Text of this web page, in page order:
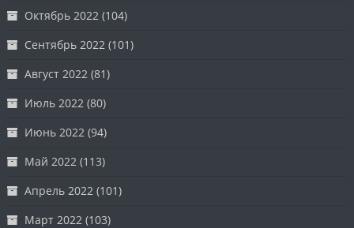
Октябрь 2022 (104)
Сентябрь 2022 (101)
Август 2022 (81)
Июль 2022 (80)
Июнь 2022 (94)
Май 2022 (113)
Апрель 2022 (101)
Март 2022 (103)